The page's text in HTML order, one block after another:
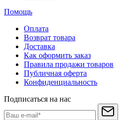
Помощь
Оплата
Возврат товара
Доставка
Как оформить заказ
Правила продажи товаров
Публичная оферта
Конфиденциальность
Подписаться на нас